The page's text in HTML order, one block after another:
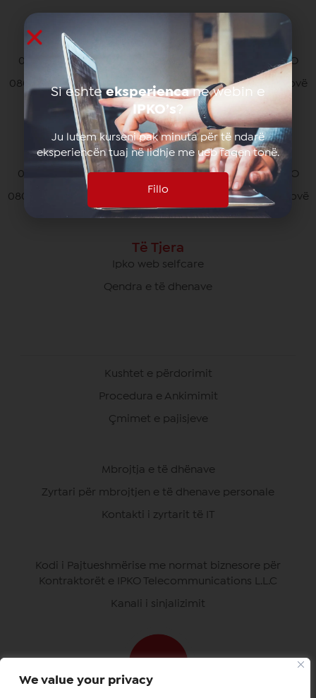
We value your privacy
Kujdesi Ndaj Klientëve Privat
049/700 700 pa pagesë për thirrjet brenda rrjetit IPKO
080070070 pa pagesë nga të gjithë operatorët në Kosovë
*770# për thirrjet nga roaming
Kujdesi Ndaj Klientëve të Biznesit
049/700 900 pa pagesë për thirrjet brenda rrjetit IPKO
080070000 pa pagesë nga të gjithë operatorët në Kosovë
Të Tjera
Ipko web selfcare
Qendra e të dhenave
Kushtet e përdorimit
Procedura e Ankimimit
Çmimet e pajisjeve
Mbrojtja e të dhënave
Zyrtari për mbrojtjen e të dhenave personale
Kontakti i zyrtarit të IT
Kodi i Pajtueshmërise me normat biznesore për
Kontraktorët e IPKO Telecommunications L.L.C
Kanali i sinjalizimit
Si eshteeksperiencane webin e
IPKO’s?
Ju lutem kurseni pak minuta për të ndarë
eksperiencën tuaj në lidhje me ueb faqen tonë.
Fillo